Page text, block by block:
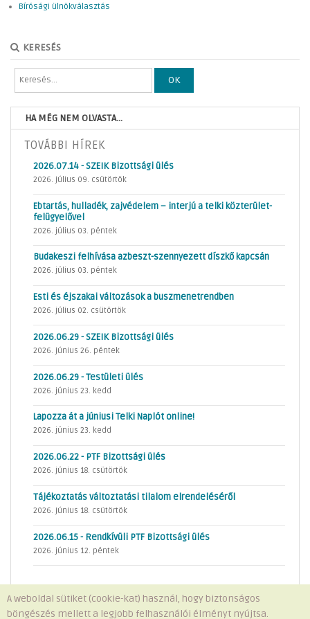
Bírósági ülnökválasztás
KERESÉS
OK
HA MÉG NEM OLVASTA...
TOVÁBBI HÍREK
2026.07.14 - SZEIK Bizottsági ülés
2026. július 09. csütörtök
Ebtartás, hulladék, zajvédelem – interjú a telki közterület-
felügyelővel
2026. július 03. péntek
Budakeszi felhívása azbeszt-szennyezett díszkő kapcsán
2026. július 03. péntek
Esti és éjszakai változások a buszmenetrendben
2026. július 02. csütörtök
2026.06.29 - SZEIK Bizottsági ülés
2026. június 26. péntek
2026.06.29 - Testületi ülés
2026. június 23. kedd
Lapozza át a júniusi Telki Naplót online!
2026. június 23. kedd
2026.06.22 - PTF Bizottsági ülés
2026. június 18. csütörtök
Tájékoztatás változtatási tilalom elrendeléséről
2026. június 18. csütörtök
2026.06.15 - Rendkívüli PTF Bizottsági ülés
2026. június 12. péntek
A weboldal sütiket (cookie-kat) használ, hogy biztonságos
böngészés mellett a legjobb felhasználói élményt nyújtsa.